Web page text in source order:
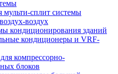
мульти-сплит системы
воздух
кондиционирования зданий
кондиционеры и VRF-
компрессорно-
блоков